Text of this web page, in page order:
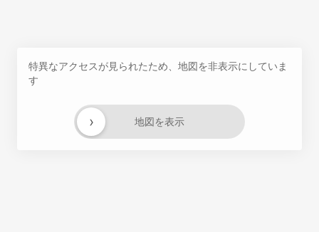
特異なアクセスが見られたため、地図を非表示にしていま
す
地図を表示
›